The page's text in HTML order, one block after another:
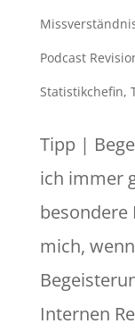
Podcast
Statistikchefin,
Tipp |
ich immer
besondere
mich,
Internen